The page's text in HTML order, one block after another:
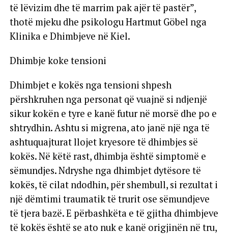
të lëvizim dhe të marrim pak ajër të pastër”,
thotë mjeku dhe psikologu Hartmut Göbel nga
Klinika e Dhimbjeve në Kiel.
Dhimbje koke tensioni
Dhimbjet e kokës nga tensioni shpesh
përshkruhen nga personat që vuajnë si ndjenjë
sikur kokën e tyre e kanë futur në morsë dhe po e
shtrydhin. Ashtu si migrena, ato janë një nga të
ashtuquajturat llojet kryesore të dhimbjes së
kokës. Në këtë rast, dhimbja është simptomë e
sëmundjes. Ndryshe nga dhimbjet dytësore të
kokës, të cilat ndodhin, për shembull, si rezultat i
një dëmtimi traumatik të trurit ose sëmundjeve
të tjera bazë. E përbashkëta e të gjitha dhimbjeve
të kokës është se ato nuk e kanë origjinën në tru,